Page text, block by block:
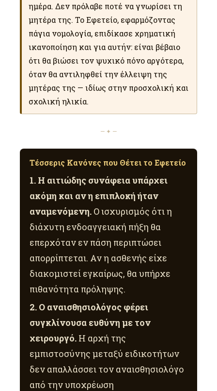
ημέρα. Δεν πρόλαβε ποτέ να γνωρίσει τη
μητέρα της. Το Εφετείο, εφαρμόζοντας
πάγια νομολογία, επιδίκασε χρηματική
ικανοποίηση και για αυτήν: είναι βέβαιο
ότι θα βιώσει τον ψυχικό πόνο αργότερα,
όταν θα αντιληφθεί την έλλειψη της
μητέρας της — ιδίως στην προσχολική και
σχολική ηλικία.
— ✦ —
Τέσσερις Κανόνες που Θέτει το Εφετείο
1. Η αιτιώδης συνάφεια υπάρχει
ακόμη και αν η επιπλοκή ήταν
αναμενόμενη. Ο ισχυρισμός ότι η
διάχυτη ενδοαγγειακή πήξη θα
επερχόταν εν πάση περιπτώσει
απορρίπτεται. Αν η ασθενής είχε
διακομιστεί εγκαίρως, θα υπήρχε
πιθανότητα πρόληψης.
2. Ο αναισθησιολόγος φέρει
συγκλίνουσα ευθύνη με τον
χειρουργό. Η αρχή της
εμπιστοσύνης μεταξύ ειδικοτήτων
δεν απαλλάσσει τον αναισθησιολόγο
από την υποχρέωση